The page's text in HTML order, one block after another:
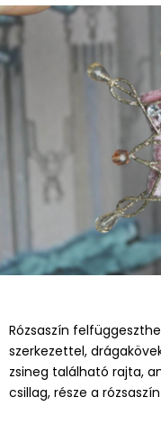
Rózsaszín
szerkezettel,
zsineg található rajta,
csillag, része a